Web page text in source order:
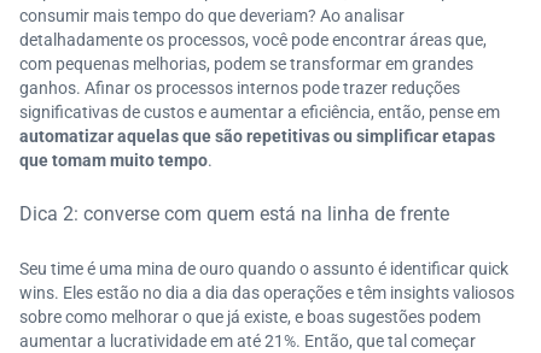
consumir mais tempo do que deveriam? Ao analisar
detalhadamente os processos, você pode encontrar áreas que,
com pequenas melhorias, podem se transformar em grandes
ganhos. Afinar os processos internos pode trazer reduções
significativas de custos e aumentar a eficiência, então, pense em
automatizar aquelas que são repetitivas ou simplificar etapas
que tomam muito tempo.
Dica 2: converse com quem está na linha de frente
Seu time é uma mina de ouro quando o assunto é identificar quick
wins. Eles estão no dia a dia das operações e têm insights valiosos
sobre como melhorar o que já existe, e boas sugestões podem
aumentar a lucratividade em até 21%. Então, que tal começar